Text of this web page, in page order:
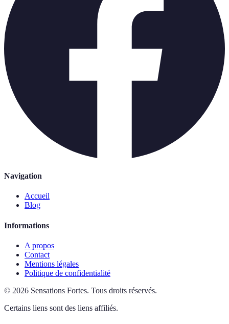
Navigation
Accueil
Blog
Informations
A propos
Contact
Mentions légales
Politique de confidentialité
© 2026 Sensations Fortes. Tous droits réservés.
Certains liens sont des liens affiliés.